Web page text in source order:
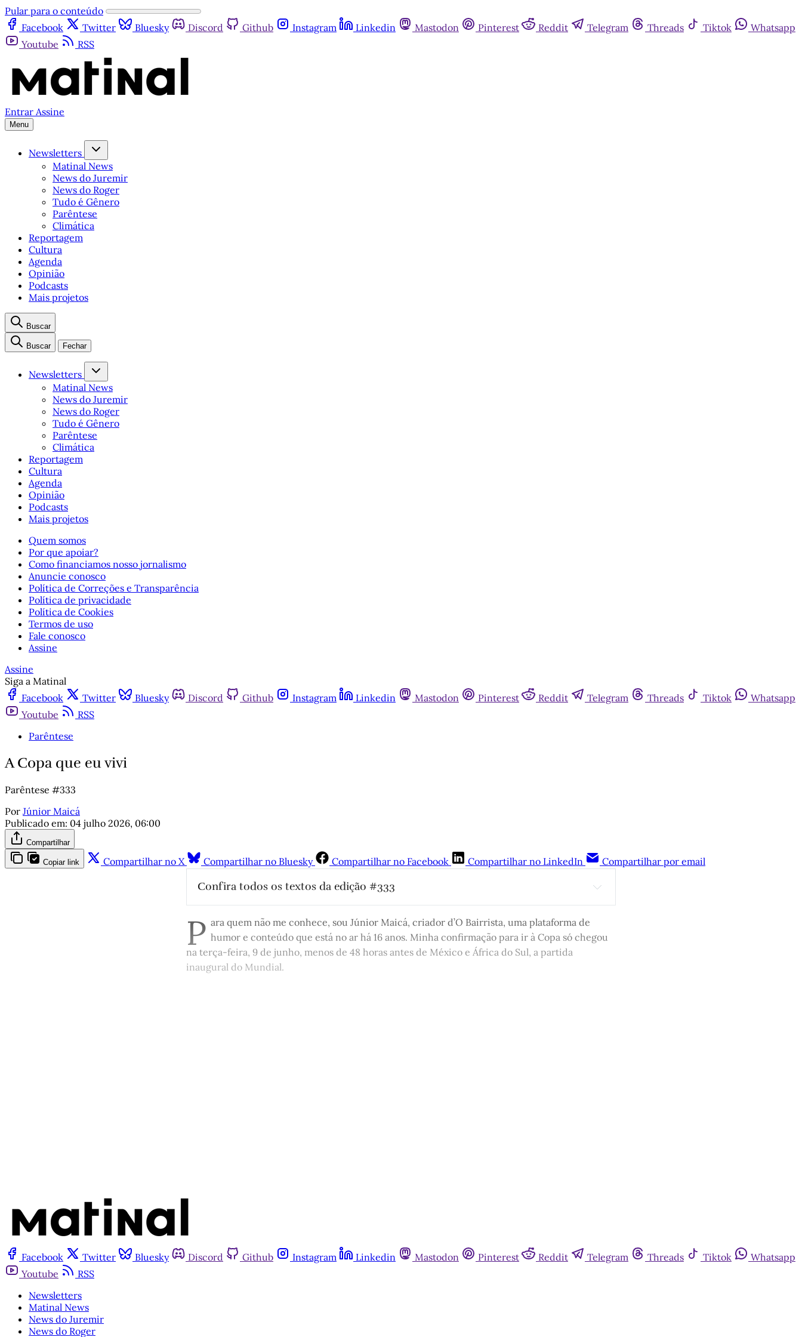
Pular para o conteúdo
Facebook
Twitter Bluesky Discord Github Instagram Linkedin Mastodon Pinterest Reddit Telegram Threads Tiktok
Whatsapp
Youtube
RSS
Entrar Assine
Menu
Newsletters
Matinal News
News do Juremir
News do Roger
Tudo é Gênero
Parêntese
Climática
Reportagem
Cultura
Agenda
Opinião
Podcasts
Mais projetos
Buscar
Buscar Fechar
Newsletters
Matinal News
News do Juremir
News do Roger
Tudo é Gênero
Parêntese
Climática
Reportagem
Cultura
Agenda
Opinião
Podcasts
Mais projetos
Quem somos
Por que apoiar?
Como financiamos nosso jornalismo
Anuncie conosco
Política de Correções e Transparência
Política de privacidade
Política de Cookies
Termos de uso
Fale conosco
Assine
Assine
Siga a Matinal
Facebook
Twitter Bluesky Discord Github Instagram Linkedin Mastodon Pinterest Reddit Telegram Threads Tiktok
Whatsapp
Youtube
RSS
Parêntese
A Copa que eu vivi
Parêntese #333
Por Júnior Maicá
Publicado em: 04 julho 2026, 06:00
Compartilhar
Copiar link Compartilhar no X Compartilhar no Bluesky Compartilhar no Facebook Compartilhar no LinkedIn Compartilhar por email
Confira todos os textos da edição #333
Pelé e Tostão, por Antônio Vicente Martins
A copa que eu vivi, por Júnior Maicá
Quando um embaixador argentino chorou a morte de Pelé, por Eduardo Brigidi
Na Copa do Mundo, um Grenal de goleiros, por Valesca de Assis
P ara quem não me conhece, sou Júnior Maicá, criador d’O Bairrista, uma plataforma de
humor e conteúdo que está no ar há 16 anos. Minha confirmação para ir à Copa só chegou
na terça-feira, 9 de junho, menos de 48 horas antes de México e África do Sul, a partida
inaugural do Mundial.
Facebook Twitter Bluesky Discord Github Instagram Linkedin Mastodon Pinterest Reddit Telegram Threads Tiktok
Whatsapp
Youtube
RSS
Newsletters
Matinal News
News do Juremir
News do Roger